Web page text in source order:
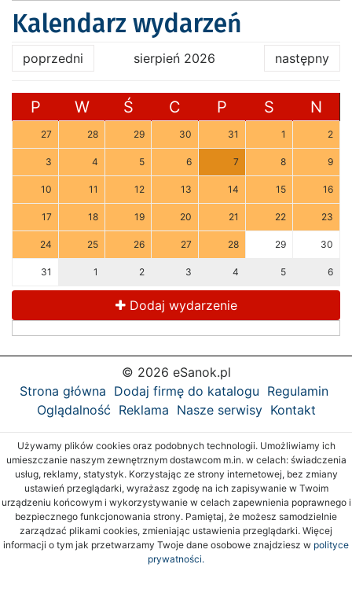
Kalendarz wydarzeń
poprzedni sierpień 2026 następny
P W Ś C P S N
27 28 29 30 31 1 2
3 4 5 6 7 8 9
10 11 12 13 14 15 16
17 18 19 20 21 22 23
24 25 26 27 28 29 30
31 1 2 3 4 5 6
Dodaj wydarzenie
© 2026 eSanok.pl
Strona główna Dodaj firmę do katalogu Regulamin
Oglądalność Reklama Nasze serwisy Kontakt
Używamy plików cookies oraz podobnych technologii. Umożliwiamy ich
umieszczanie naszym zewnętrznym dostawcom m.in. w celach: świadczenia
usług, reklamy, statystyk. Korzystając ze strony internetowej, bez zmiany
ustawień przeglądarki, wyrażasz zgodę na ich zapisywanie w Twoim
urządzeniu końcowym i wykorzystywanie w celach zapewnienia poprawnego i
bezpiecznego funkcjonowania strony. Pamiętaj, że możesz samodzielnie
zarządzać plikami cookies, zmieniając ustawienia przeglądarki. Więcej
informacji o tym jak przetwarzamy Twoje dane osobowe znajdziesz w polityce
prywatności.